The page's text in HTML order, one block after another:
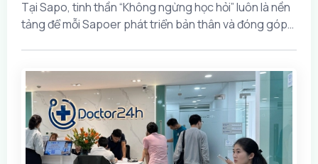
Tại Sapo, tinh thần “Không ngừng học hỏi” luôn là nền
tảng để mỗi Sapoer phát triển bản thân và đóng góp